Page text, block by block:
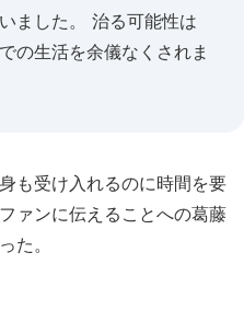
ました。 治る可能性は
の生活を余儀なくされま
も受け入れるのに時間を要
ァンに伝えることへの葛藤
た。